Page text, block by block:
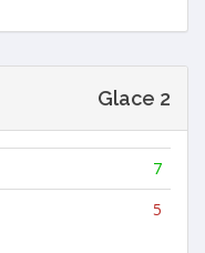
Glace 2
7
5